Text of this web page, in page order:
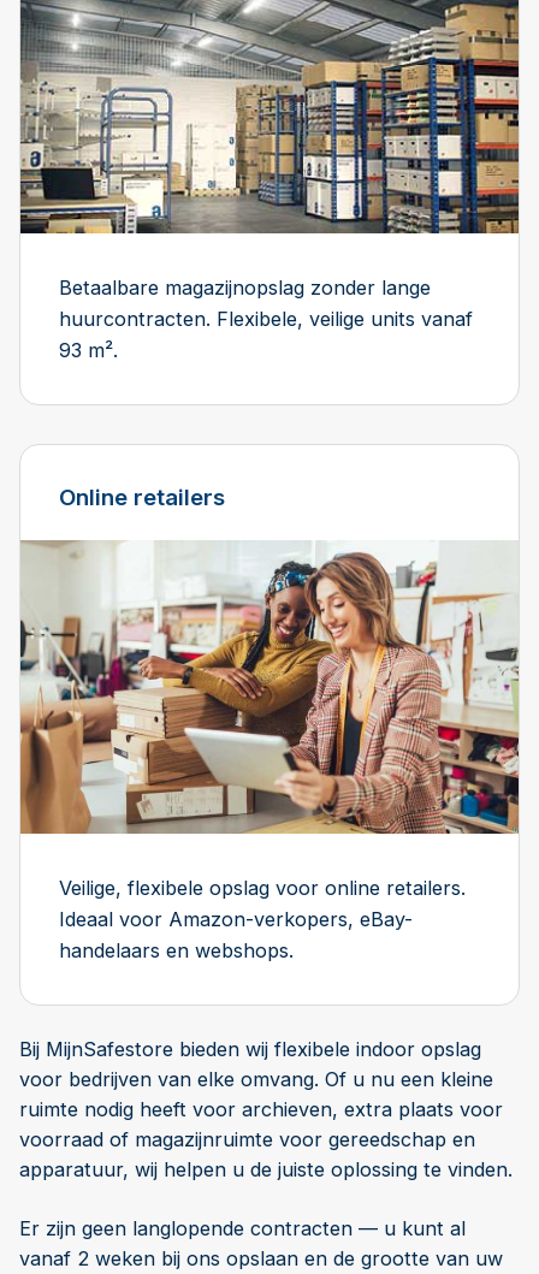
Betaalbare magazijnopslag zonder lange
huurcontracten. Flexibele, veilige units vanaf
93 m².
Online retailers
Veilige, flexibele opslag voor online retailers.
Ideaal voor Amazon-verkopers, eBay-
handelaars en webshops.
Bij MijnSafestore bieden wij flexibele indoor opslag
voor bedrijven van elke omvang. Of u nu een kleine
ruimte nodig heeft voor archieven, extra plaats voor
voorraad of magazijnruimte voor gereedschap en
apparatuur, wij helpen u de juiste oplossing te vinden.
Er zijn geen langlopende contracten — u kunt al
vanaf 2 weken bij ons opslaan en de grootte van uw